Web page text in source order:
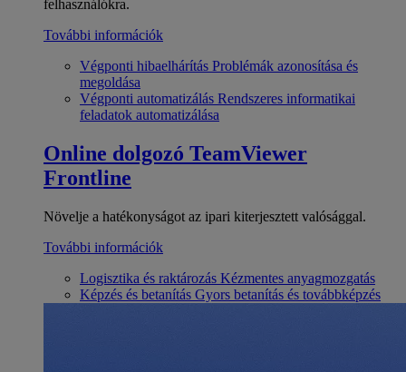
felhasználókra.
További információk
Végponti hibaelhárítás Problémák azonosítása és
megoldása
Végponti automatizálás Rendszeres informatikai
feladatok automatizálása
Online dolgozó TeamViewer
Frontline
Növelje a hatékonyságot az ipari kiterjesztett valósággal.
További információk
Logisztika és raktározás Kézmentes anyagmozgatás
Képzés és betanítás Gyors betanítás és továbbképzés